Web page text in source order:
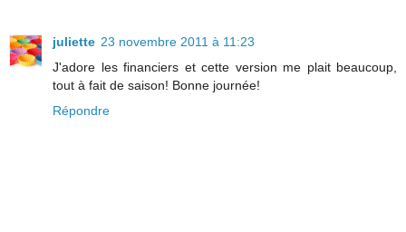
juliette 23 novembre 2011 à 11:23
J'adore les financiers et cette version me plait beaucoup,
tout à fait de saison! Bonne journée!
Répondre